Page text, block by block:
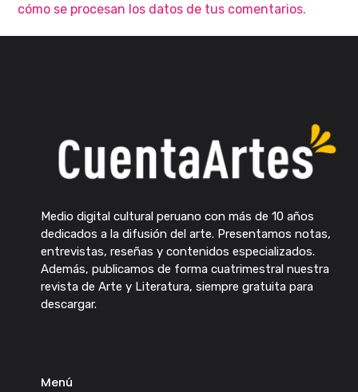
cómo se procesan los datos de tus comentarios.
Medio digital cultural peruano con más de 10 años
dedicados a la difusión del arte. Presentamos notas,
entrevistas, reseñas y contenidos especializados.
Además, publicamos de forma cuatrimestral nuestra
revista de Arte y Literatura, siempre gratuita para
descargar.
Menú